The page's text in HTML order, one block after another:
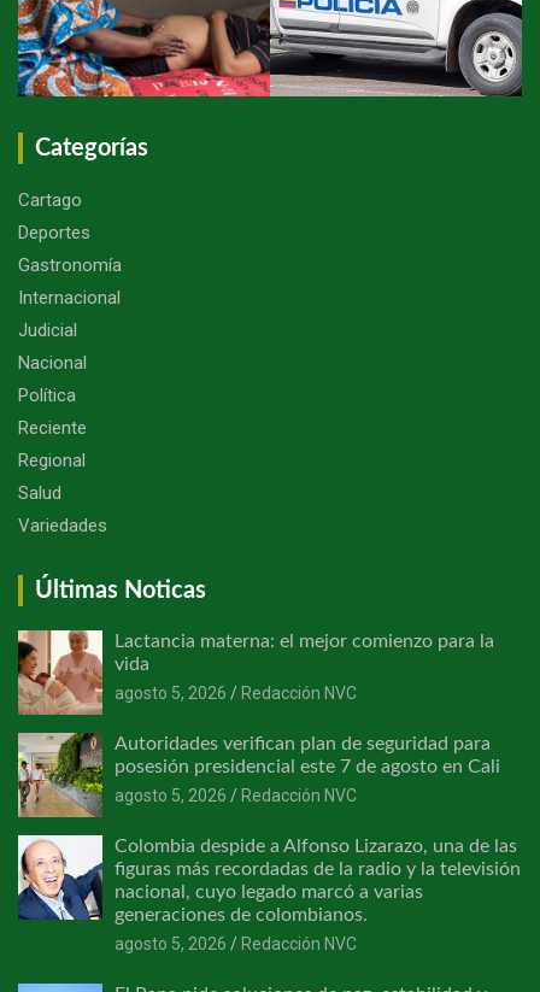
Categorías
Cartago
Deportes
Gastronomía
Internacional
Judicial
Nacional
Política
Reciente
Regional
Salud
Variedades
Últimas Noticas
Lactancia materna: el mejor comienzo para la
vida
agosto 5, 2026
Redacción NVC
Autoridades verifican plan de seguridad para
posesión presidencial este 7 de agosto en Cali
agosto 5, 2026
Redacción NVC
Colombia despide a Alfonso Lizarazo, una de las
figuras más recordadas de la radio y la televisión
nacional, cuyo legado marcó a varias
generaciones de colombianos.
agosto 5, 2026
Redacción NVC